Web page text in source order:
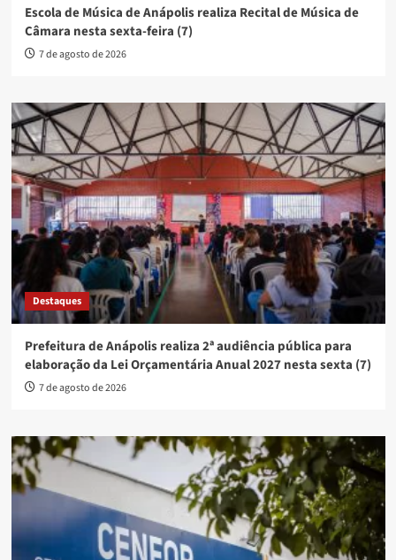
Escola de Música de Anápolis realiza Recital de Música de
Câmara nesta sexta-feira (7)
7 de agosto de 2026
Destaques
Prefeitura de Anápolis realiza 2ª audiência pública para
elaboração da Lei Orçamentária Anual 2027 nesta sexta (7)
7 de agosto de 2026